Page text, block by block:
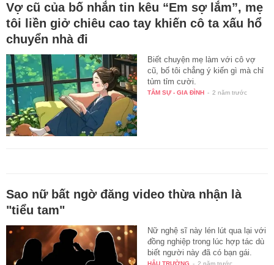
Vợ cũ của bố nhắn tin kêu “Em sợ lắm”, mẹ
tôi liền giở chiêu cao tay khiến cô ta xấu hổ
chuyển nhà đi
Biết chuyện mẹ làm với cô vợ
cũ, bố tôi chẳng ý kiến gì mà chỉ
tủm tỉm cười.
TÂM SỰ - GIA ĐÌNH - 2 năm trước
Sao nữ bất ngờ đăng video thừa nhận là
"tiểu tam"
Nữ nghệ sĩ này lén lút qua lại với
đồng nghiệp trong lúc hợp tác dù
biết người này đã có bạn gái.
HẬU TRƯỜNG - 2 năm trước